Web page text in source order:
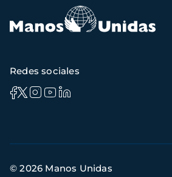
Redes sociales
de
© 2026 Manos Unidas